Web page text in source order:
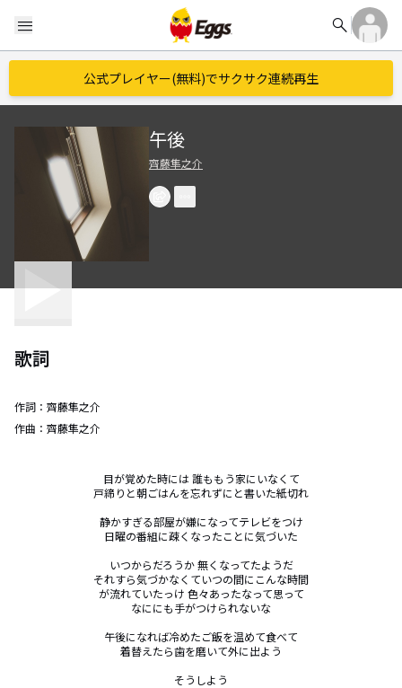
menu search
公式プレイヤー(無料)でサクサク連続再生
午後
齊藤隼之介
歌詞
作詞： 齊藤隼之介
作曲： 齊藤隼之介
目が覚めた時には 誰ももう家にいなくて
戸締りと朝ごはんを忘れずにと書いた紙切れ
静かすぎる部屋が嫌になってテレビをつけ
日曜の番組に疎くなったことに気づいた
いつからだろうか 無くなってたようだ
それすら気づかなくていつの間にこんな時間
が流れていたっけ 色々あったなって思って
なににも手がつけられないな
午後になれば冷めたご飯を温めて食べて
着替えたら歯を磨いて外に出よう
そうしよう